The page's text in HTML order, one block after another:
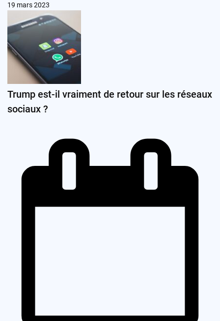
19 mars 2023
Trump est-il vraiment de retour sur les réseaux
sociaux ?